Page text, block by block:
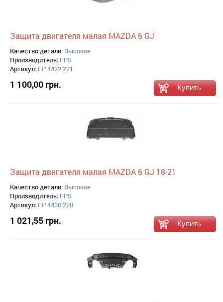
Защита двигателя малая MAZDA 6 GJ
Качество детали: Высокое
Производитель: FPS
Артикул: FP 4422 221
1 100,00 грн.
Защита двигателя малая MAZDA 6 GJ 18-21
Качество детали: Высокое
Производитель: FPS
Артикул: FP 4430 220
1 021,55 грн.